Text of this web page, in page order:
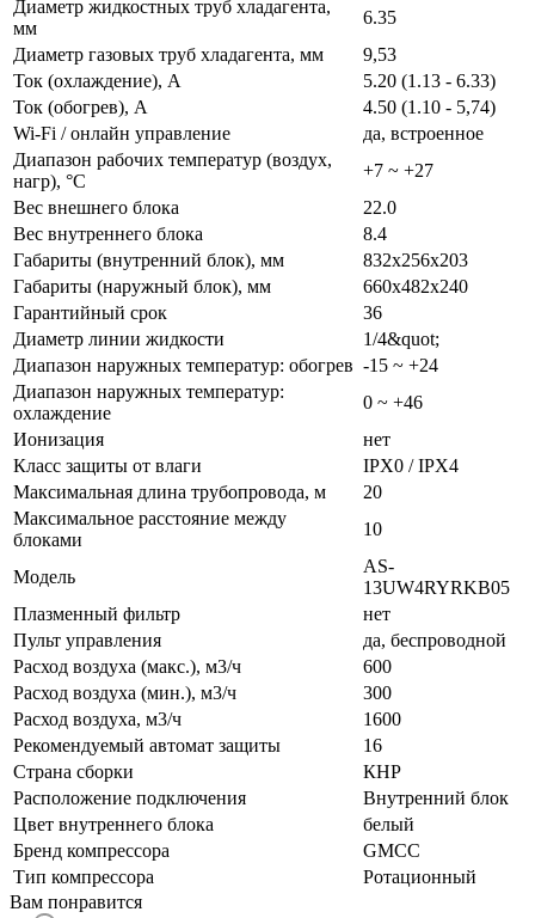
Диаметр жидкостных труб хладагента,
мм
6.35
Диаметр газовых труб хладагента, мм
9,53
Ток (охлаждение), А
5.20 (1.13 - 6.33)
Ток (обогрев), А
4.50 (1.10 - 5,74)
Wi-Fi / онлайн управление
да, встроенное
Диапазон рабочих температур (воздух,
нагр), °C
+7 ~ +27
Вес внешнего блока
22.0
Вес внутреннего блока
8.4
Габариты (внутренний блок), мм
832x256x203
Габариты (наружный блок), мм
660x482x240
Гарантийный срок
36
Диаметр линии жидкости
1/4&quot;
Диапазон наружных температур: обогрев -15 ~ +24
Диапазон наружных температур:
охлаждение
0 ~ +46
Ионизация
нет
Класс защиты от влаги
IPX0 / IPX4
Максимальная длина трубопровода, м
20
Максимальное расстояние между
блоками
10
Модель
AS-
13UW4RYRKB05
Плазменный фильтр
нет
Пульт управления
да, беспроводной
Расход воздуха (макс.), м3/ч
600
Расход воздуха (мин.), м3/ч
300
Расход воздуха, м3/ч
1600
Рекомендуемый автомат защиты
16
Страна сборки
КНР
Расположение подключения
Внутренний блок
Цвет внутреннего блока
белый
Бренд компрессора
GMCC
Тип компрессора
Ротационный
Вам понравится